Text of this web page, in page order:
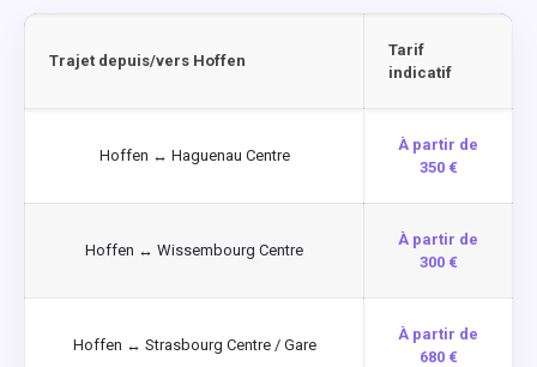
Trajet depuis/vers Hoffen
Tarif
indicatif
Hoffen ↔ Haguenau Centre
À partir de
350 €
Hoffen ↔ Wissembourg Centre
À partir de
300 €
Hoffen ↔ Strasbourg Centre / Gare
À partir de
680 €